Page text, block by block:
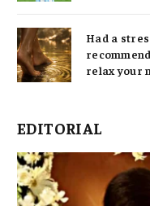
Had a
relax your
EDITORIAL